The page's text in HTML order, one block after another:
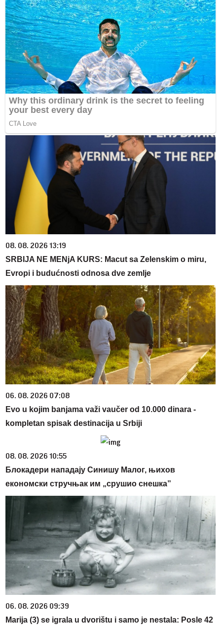
08. 08. 2026 13:19
SRBIJA NE MENjA KURS: Macut sa Zelenskim o miru,
Evropi i budućnosti odnosa dve zemlje
06. 08. 2026 07:08
Evo u kojim banjama važi vaučer od 10.000 dinara -
kompletan spisak destinacija u Srbiji
08. 08. 2026 10:55
Блокадери нападају Синишу Малог, њихов
економски стручњак им „срушио снешка”
06. 08. 2026 09:39
Marija (3) se igrala u dvorištu i samo je nestala: Posle 42